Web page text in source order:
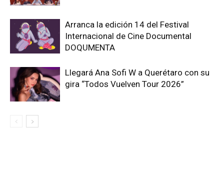
Arranca la edición 14 del Festival
Internacional de Cine Documental
DOQUMENTA
Llegará Ana Sofi W a Querétaro con su
gira “Todos Vuelven Tour 2026”